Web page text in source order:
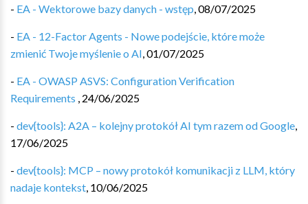
- EA - Wektorowe bazy danych - wstęp,08/07/2025
- EA - 12-Factor Agents - Nowe podejście, które może
zmienić Twoje myślenie o AI,01/07/2025
- EA - OWASP ASVS: Configuration Verification
Requirements , 24/06/2025
- dev{tools}: A2A – kolejny protokół AI tym razem od Google,
17/06/2025
- dev{tools}: MCP – nowy protokół komunikacji z LLM, który
nadaje kontekst, 10/06/2025